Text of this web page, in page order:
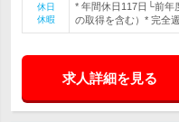
休日
休暇
* 年間休日117日└前年
の取得を含む）* 完全
求人詳細を見る